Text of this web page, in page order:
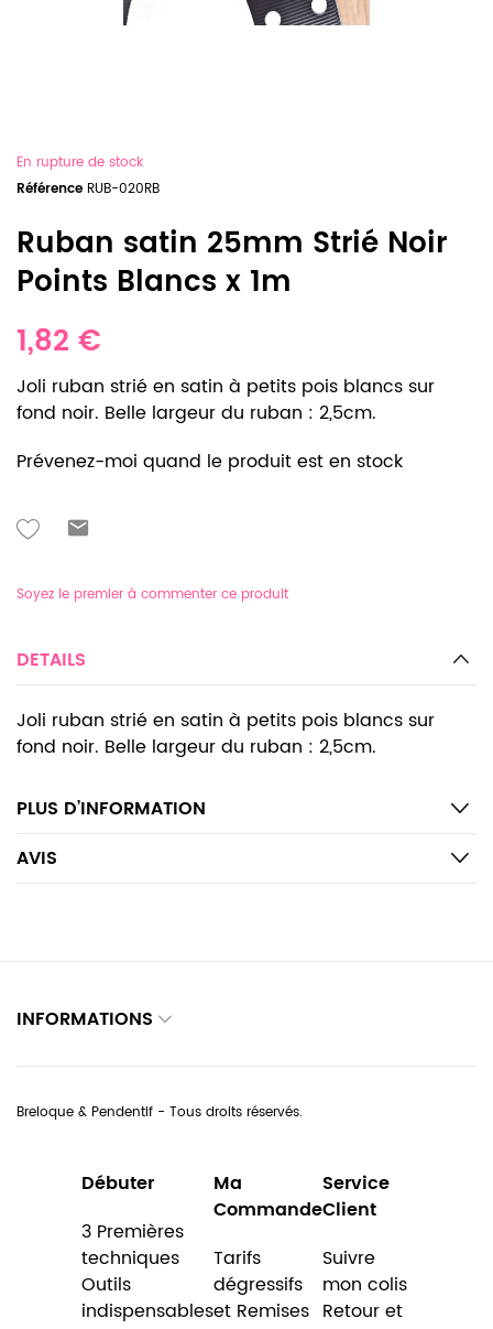
En rupture de stock
Référence RUB-020RB
Ruban satin 25mm Strié Noir
Points Blancs x 1m
1,82 €
Joli ruban strié en satin à petits pois blancs sur
fond noir. Belle largeur du ruban : 2,5cm.
Prévenez-moi quand le produit est en stock
Soyez le premier à commenter ce produit
DETAILS
Joli ruban strié en satin à petits pois blancs sur
fond noir. Belle largeur du ruban : 2,5cm.
PLUS D’INFORMATION
AVIS
INFORMATIONS
Breloque & Pendentif - Tous droits réservés.
Débuter
3 Premières
techniques
Outils
indispensables
Ma
Commande
Tarifs
dégressifs
et Remises
Service
Client
Suivre
mon colis
Retour et